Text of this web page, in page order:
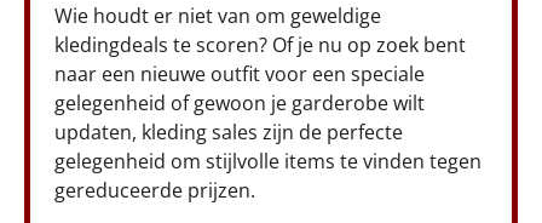
Wie houdt er niet van om geweldige
kledingdeals te scoren? Of je nu op zoek bent
naar een nieuwe outfit voor een speciale
gelegenheid of gewoon je garderobe wilt
updaten, kleding sales zijn de perfecte
gelegenheid om stijlvolle items te vinden tegen
gereduceerde prijzen.